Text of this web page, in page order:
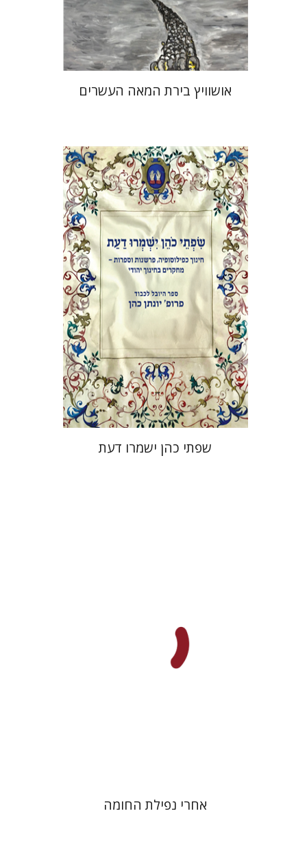
הנחת אתר ספר מודפס
$35
$32
אושוויץ בירת המאה העשרים
אלי הולצר אבינועם רוזנק
הנחת אתר ספר מודפס
$46
$41
שפתי כהן ישמרו דעת
אחרי נפילת החומה